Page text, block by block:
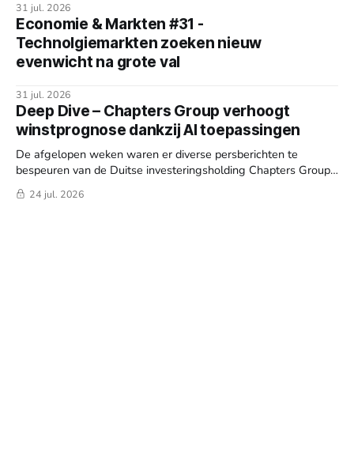
31 jul. 2026
Economie & Markten #31 -
Technolgiemarkten zoeken nieuw
evenwicht na grote val
31 jul. 2026
Deep Dive – Chapters Group verhoogt
winstprognose dankzij AI toepassingen
De afgelopen weken waren er diverse persberichten te
bespeuren van de Duitse investeringsholding Chapters Group
(Frankfurt: CHG). Bovendien organiseerde de serial acquirer
een Capital Markets Day (CMD) en de Algemene Vergadering
24 jul. 2026